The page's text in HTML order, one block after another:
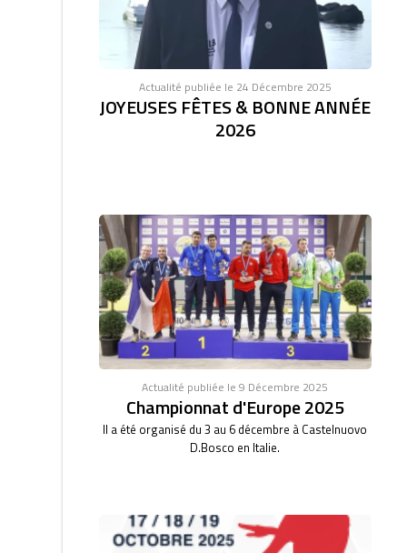
Actualité publiée le 24 Décembre 2025
JOYEUSES FÊTES & BONNE ANNÉE
2026
Actualité publiée le 9 Décembre 2025
Championnat d'Europe 2025
Il a été organisé du 3 au 6 décembre à Castelnuovo
D.Bosco en Italie.